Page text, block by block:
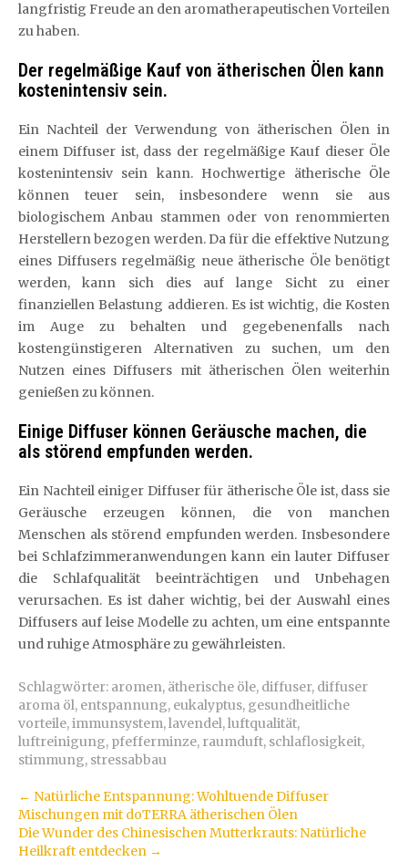
langfristig Freude an den aromatherapeutischen Vorteilen
zu haben.
Der regelmäßige Kauf von ätherischen Ölen kann
kostenintensiv sein.
Ein Nachteil der Verwendung von ätherischen Ölen in
einem Diffuser ist, dass der regelmäßige Kauf dieser Öle
kostenintensiv sein kann. Hochwertige ätherische Öle
können teuer sein, insbesondere wenn sie aus
biologischem Anbau stammen oder von renommierten
Herstellern bezogen werden. Da für die effektive Nutzung
eines Diffusers regelmäßig neue ätherische Öle benötigt
werden, kann sich dies auf lange Sicht zu einer
finanziellen Belastung addieren. Es ist wichtig, die Kosten
im Auge zu behalten und gegebenenfalls nach
kostengünstigeren Alternativen zu suchen, um den
Nutzen eines Diffusers mit ätherischen Ölen weiterhin
genießen zu können.
Einige Diffuser können Geräusche machen, die
als störend empfunden werden.
Ein Nachteil einiger Diffuser für ätherische Öle ist, dass sie
Geräusche erzeugen können, die von manchen
Menschen als störend empfunden werden. Insbesondere
bei Schlafzimmeranwendungen kann ein lauter Diffuser
die Schlafqualität beeinträchtigen und Unbehagen
verursachen. Es ist daher wichtig, bei der Auswahl eines
Diffusers auf leise Modelle zu achten, um eine entspannte
und ruhige Atmosphäre zu gewährleisten.
Schlagwörter: aromen, ätherische öle, diffuser, diffuser
aroma öl, entspannung, eukalyptus, gesundheitliche
vorteile,immunsystem,lavendel,luftqualität,
luftreinigung, pfefferminze, raumduft, schlaflosigkeit,
stimmung, stressabbau
Artikel-
Navigation
← Natürliche Entspannung: Wohltuende Diffuser
Mischungen mit doTERRA ätherischen Ölen
Die Wunder des Chinesischen Mutterkrauts: Natürliche
Heilkraft entdecken →